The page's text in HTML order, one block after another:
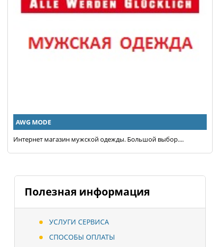
Полезная информация
УСЛУГИ СЕРВИСА
СПОСОБЫ ОПЛАТЫ
AWG MODE
Интернет магазин мужской одежды. Большой выбор....